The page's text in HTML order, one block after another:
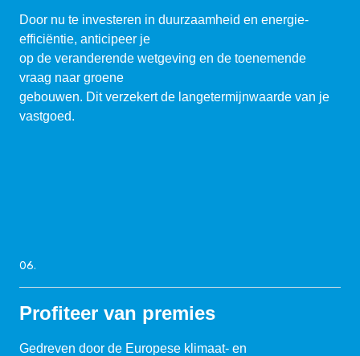
Door nu te investeren in duurzaamheid en energie-
efficiëntie, anticipeer je
op de veranderende wetgeving en de toenemende
vraag naar groene
gebouwen. Dit verzekert de langetermijnwaarde van je
vastgoed.
06.
Profiteer van premies
Gedreven door de Europese klimaat- en